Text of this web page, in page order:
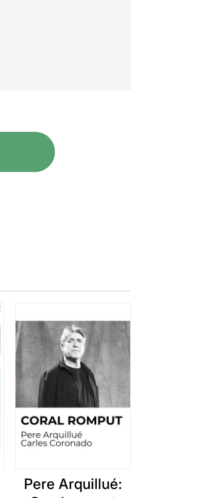
Pere Arquillué: